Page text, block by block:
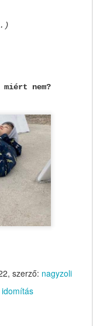
)
miért nem?
, szerző: nagyzoli
idomítás